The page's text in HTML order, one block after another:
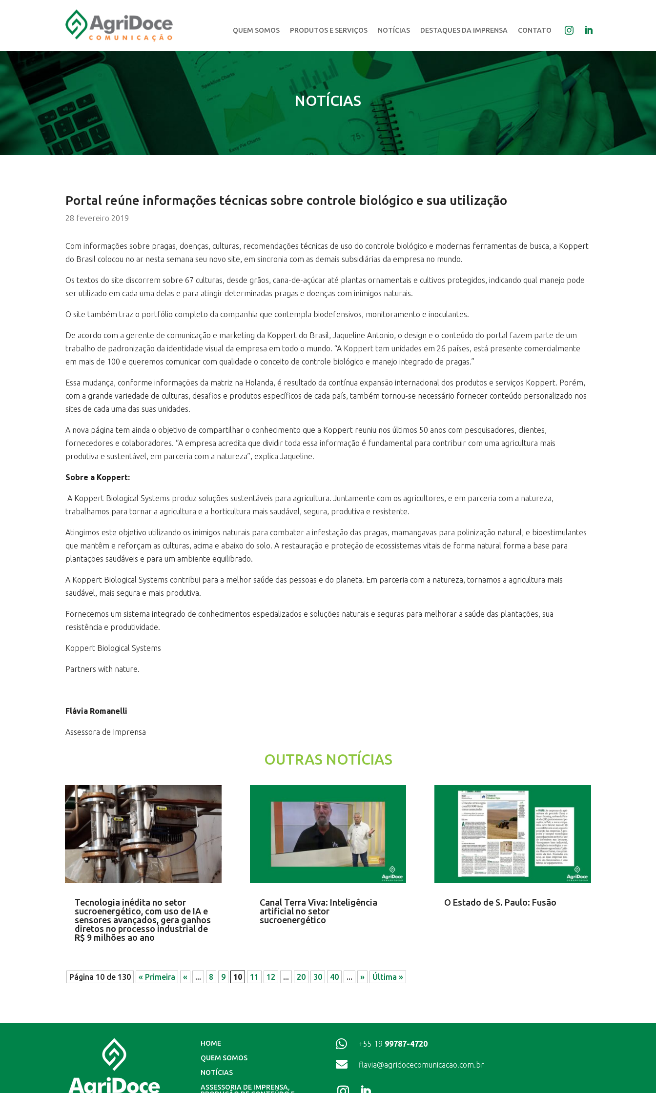
QUEM SOMOS PRODUTOS E SERVIÇOS NOTÍCIAS DESTAQUES DA IMPRENSA CONTATO
NOTÍCIAS
Portal reúne informações técnicas sobre controle biológico e sua utilização
28 fevereiro 2019
Com informações sobre pragas, doenças, culturas, recomendações técnicas de uso do controle biológico e modernas ferramentas de busca, a Koppert
do Brasil colocou no ar nesta semana seu novo site, em sincronia com as demais subsidiárias da empresa no mundo.
Os textos do site discorrem sobre 67 culturas, desde grãos, cana-de-açúcar até plantas ornamentais e cultivos protegidos, indicando qual manejo pode
ser utilizado em cada uma delas e para atingir determinadas pragas e doenças com inimigos naturais.
O site também traz o portfólio completo da companhia que contempla biodefensivos, monitoramento e inoculantes.
De acordo com a gerente de comunicação e marketing da Koppert do Brasil, Jaqueline Antonio, o design e o conteúdo do portal fazem parte de um
trabalho de padronização da identidade visual da empresa em todo o mundo. “A Koppert tem unidades em 26 países, está presente comercialmente
em mais de 100 e queremos comunicar com qualidade o conceito de controle biológico e manejo integrado de pragas.”
Essa mudança, conforme informações da matriz na Holanda, é resultado da contínua expansão internacional dos produtos e serviços Koppert. Porém,
com a grande variedade de culturas, desafios e produtos específicos de cada país, também tornou-se necessário fornecer conteúdo personalizado nos
sites de cada uma das suas unidades.
A nova página tem ainda o objetivo de compartilhar o conhecimento que a Koppert reuniu nos últimos 50 anos com pesquisadores, clientes,
fornecedores e colaboradores. “A empresa acredita que dividir toda essa informação é fundamental para contribuir com uma agricultura mais
produtiva e sustentável, em parceria com a natureza”, explica Jaqueline.
Sobre a Koppert:
A Koppert Biological Systems produz soluções sustentáveis para agricultura. Juntamente com os agricultores, e em parceria com a natureza,
trabalhamos para tornar a agricultura e a horticultura mais saudável, segura, produtiva e resistente.
Atingimos este objetivo utilizando os inimigos naturais para combater a infestação das pragas, mamangavas para polinização natural, e bioestimulantes
que mantêm e reforçam as culturas, acima e abaixo do solo. A restauração e proteção de ecossistemas vitais de forma natural forma a base para
plantações saudáveis e para um ambiente equilibrado.
A Koppert Biological Systems contribui para a melhor saúde das pessoas e do planeta. Em parceria com a natureza, tornamos a agricultura mais
saudável, mais segura e mais produtiva.
Fornecemos um sistema integrado de conhecimentos especializados e soluções naturais e seguras para melhorar a saúde das plantações, sua
resistência e produtividade.
Koppert Biological Systems
Partners with nature.
Flávia Romanelli
Assessora de Imprensa
OUTRAS NOTÍCIAS
Tecnologia inédita no setor
sucroenergético, com uso de IA e
sensores avançados, gera ganhos
diretos no processo industrial de
R$ 9 milhões ao ano
Canal Terra Viva: Inteligência
artificial no setor
sucroenergético
O Estado de S. Paulo: Fusão
Página 10 de 130 « Primeira « ... 8 9 10 11 12 ... 20 30 40 ... » Última »
HOME
QUEM SOMOS
NOTÍCIAS
ASSESSORIA DE IMPRENSA,
 +55 19 99787-4720
 flavia@agridocecomunicacao.com.br